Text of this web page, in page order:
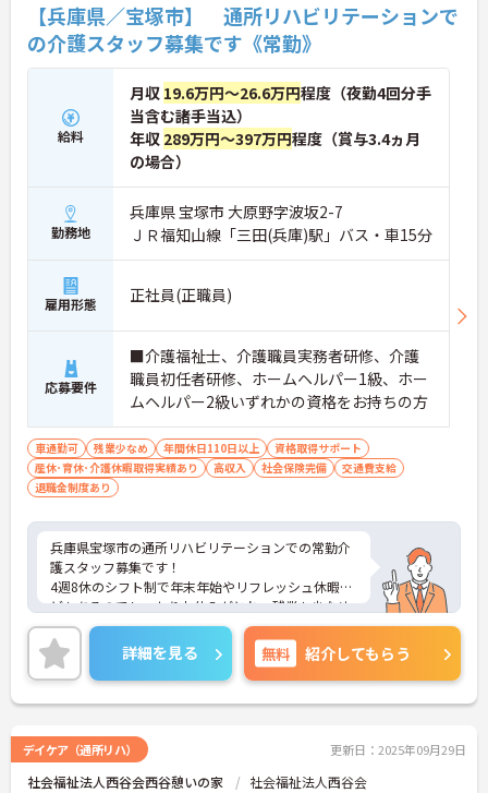
【兵庫県／宝塚市】 通所リハビリテーションで
の介護スタッフ募集です《常勤》
給料
月収 19.6万円～26.6万円程度（夜勤4回分手
当含む諸手当込）
年収 289万円～397万円程度（賞与3.4ヵ月
の場合）
勤務地
兵庫県 宝塚市 大原野字波坂2-7
ＪＲ福知山線「三田(兵庫)駅」バス・車15分
雇用形態 正社員(正職員)
応募要件
■介護福祉士、介護職員実務者研修、介護
職員初任者研修、ホームヘルパー1級、ホー
ムヘルパー2級いずれかの資格をお持ちの方
車通勤可 残業少なめ 年間休日110日以上
資格取得サポート
産休･育休･介護休暇取得実績あり
高収入 社会保険完備
交通費支給
退職金制度あり
兵庫県宝塚市の通所リハビリテーションでの常勤介
護スタッフ募集です！
4週8休のシフト制で年末年始やリフレッシュ休暇な
どもあるのでしっかりお休みがとれ、残業も少なめ
ですのでプライベートの予定も立てやすい環境で
す！
ご興味ある方には、面接のポイントなど、さらに詳
細をお話致しますのでお気軽にご相談ください。
詳細を見る 無料 紹介してもらう
デイケア（通所リハ） 更新日：2025年09月29日
社会福祉法人西谷会西谷憩いの家 社会福祉法人西谷会